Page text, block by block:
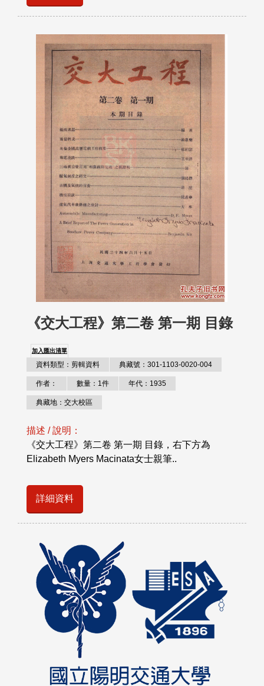
《交大工程》第二卷 第一期 目錄
加入匯出清單
資料類型：剪輯資料 典藏號：301-1103-0020-004
作者： 數量：1件 年代：1935
典藏地：交大校區
描述 / 說明：
《交大工程》第二卷 第一期 目錄，右下方為
Elizabeth Myers Macinata女士親筆..
詳細資料